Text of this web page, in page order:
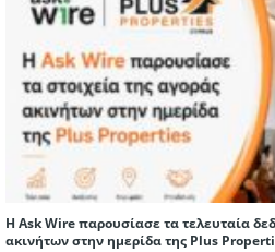
Η Ask Wire παρουσίασε τα τελευταία
ακινήτων στην ημερίδα της Plus